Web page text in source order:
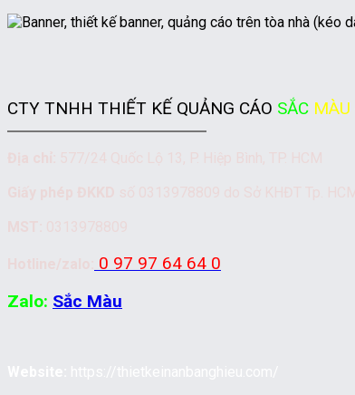
CTY TNHH THIẾT KẾ QUẢNG CÁO SẮC MÀU
0 97 97 64 64 0
Zalo: Sắc Màu